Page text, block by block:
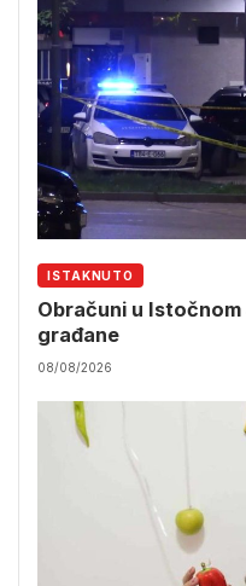
ISTAKNUTO
Obračuni u
građane
08/08/2026